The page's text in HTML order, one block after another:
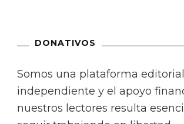
DONATIVOS
Somos una plataforma editorial
independiente y el apoyo
nuestros lectores resulta